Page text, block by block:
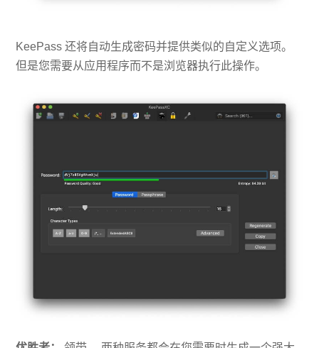
KeePass 还将自动生成密码并提供类似的自定义选项。
但是您需要从应用程序而不是浏览器执行此操作。